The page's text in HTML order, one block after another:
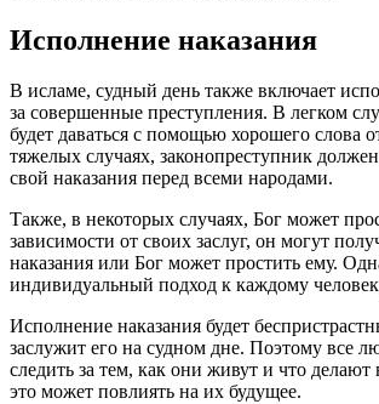
Исполнение наказания
В исламе, судный день также включает
за совершенные преступления. В легком
будет даваться с помощью хорошего слова
тяжелых случаях, законопреступник
свой наказания перед всеми народами.
Также, в некоторых случаях, Бог может
зависимости от своих заслуг, он могут
наказания или Бог может простить ему.
индивидуальный подход к каждому
Исполнение наказания будет
заслужит его на судном дне. Поэтому все
следить за тем, как они живут и что делают
это может повлиять на их будущее.